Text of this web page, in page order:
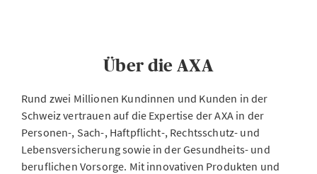
Über die AXA
Rund zwei Millionen Kundinnen und Kunden in der
Schweiz vertrauen auf die Expertise der AXA in der
Personen-, Sach-, Haftpflicht-, Rechtsschutz- und
Lebensversicherung sowie in der Gesundheits- und
beruflichen Vorsorge. Mit innovativen Produkten und